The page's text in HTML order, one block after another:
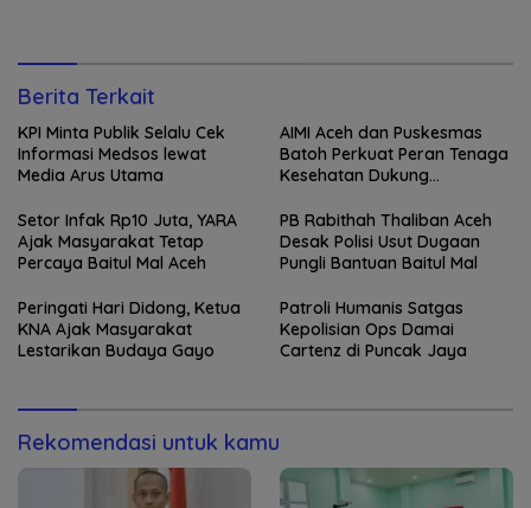
Berita Terkait
KPI Minta Publik Selalu Cek
Informasi Medsos lewat
Media Arus Utama
AIMI Aceh dan Puskesmas
Batoh Perkuat Peran Tenaga
Kesehatan Dukung
Setor Infak Rp10 Juta, YARA
Ajak Masyarakat Tetap
Percaya Baitul Mal Aceh
PB Rabithah Thaliban Aceh
Desak Polisi Usut Dugaan
Pungli Bantuan Baitul Mal
Peringati Hari Didong, Ketua
KNA Ajak Masyarakat
Lestarikan Budaya Gayo
Patroli Humanis Satgas
Kepolisian Ops Damai
Cartenz di Puncak Jaya
Rekomendasi untuk kamu